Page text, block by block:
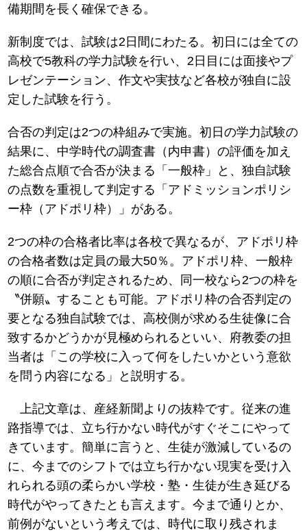
備期間を長く確保できる。
新制度では、試験は2日間にわたる。初日には全ての
高校で5教科の学力試験を行い、2日目には面接やプ
レゼンテーション、作文や実技など各校が独自に設
定した試験を行う。
合否の判定は2つの枠組みで実施。初日の学力試験の
結果に、中学時代の調査書（内申書）の評価を加え
た総合点順で合否が決まる「一般枠」と、独自試験
の点数を重視して判定する「アドミッションポリシ
ー枠（アドポリ枠）」がある。
2つの枠の合格者比率は各校で異なるが、アドポリ枠
の合格者数は定員の最大50％。アドポリ枠、一般枠
の順に合否が判定されるため、同一校なら2つの枠を
〝併願〟することも可能。アドポリ枠の合否判定の
要となる独自試験では、高校側が求める生徒像に合
致するかどうかが見極められるといい、府教委の担
当者は「この学校に入って何をしたいかという意欲
を問う内容になる」と説明する。
上記文章は、産経新聞よりの抜粋です。従来の進
路指導では、立ち行かない時代がすぐそこにやって
きています。簡単に言うと、生徒が激減しているの
に、今までのシフトでは立ち行かない現実を受け入
れられる頭の柔らかい学校・塾・生徒が生き延びる
時代がやってきたとも言えます。今まで通りとか、
前例がないという考えでは、時代に取り残されま